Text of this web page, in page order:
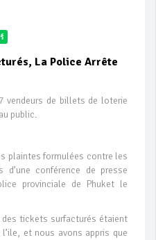
La Police Arrête
vendeurs de billets de loterie
public.
plaintes formulées contre les
conférence de presse
provinciale de Phuket le
tickets surfacturés étaient
et nous avons appris que